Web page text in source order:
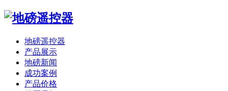
地磅遥控器
产品展示
地磅新闻
成功案例
产品价格